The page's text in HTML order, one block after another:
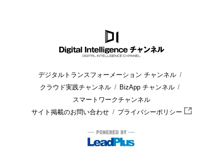
デジタルトランスフォーメーション チャンネル
クラウド実践チャンネル
BizApp チャンネル
スマートワークチャンネル
サイト掲載のお問い合わせ
プライバシーポリシー